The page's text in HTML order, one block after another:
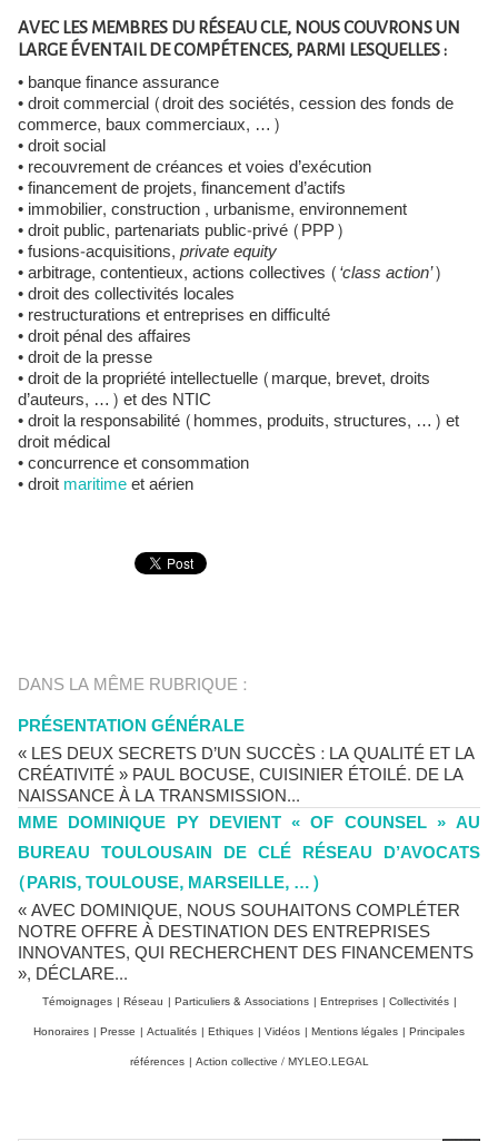
AVEC LES MEMBRES DU RÉSEAU CLE, NOUS COUVRONS UN
LARGE ÉVENTAIL DE COMPÉTENCES, PARMI LESQUELLES :
• banque finance assurance
• droit commercial (droit des sociétés, cession des fonds de
commerce, baux commerciaux, …)
• droit social
• recouvrement de créances et voies d’exécution
• financement de projets, financement d’actifs
• immobilier, construction , urbanisme, environnement
• droit public, partenariats public-privé (PPP)
• fusions-acquisitions,private equity
• arbitrage, contentieux, actions collectives (‘class action’)
• droit des collectivités locales
• restructurations et entreprises en difficulté
• droit pénal des affaires
• droit de la presse
• droit de la propriété intellectuelle (marque, brevet, droits
d’auteurs, …) et des NTIC
• droit la responsabilité (hommes, produits, structures, …) et
droit médical
• concurrence et consommation
• droitmaritimeet aérien
DANS LA MÊME RUBRIQUE :
PRÉSENTATION GÉNÉRALE
« LES DEUX SECRETS D’UN SUCCÈS : LA QUALITÉ ET LA
CRÉATIVITÉ » PAUL BOCUSE, CUISINIER ÉTOILÉ. DE LA
NAISSANCE À LA TRANSMISSION...
MME DOMINIQUE PY DEVIENT « OF COUNSEL » AU
BUREAU TOULOUSAIN DE CLÉ RÉSEAU D’AVOCATS
(PARIS, TOULOUSE, MARSEILLE, …)
« AVEC DOMINIQUE, NOUS SOUHAITONS COMPLÉTER
NOTRE OFFRE À DESTINATION DES ENTREPRISES
INNOVANTES, QUI RECHERCHENT DES FINANCEMENTS
», DÉCLARE...
Témoignages | Réseau | Particuliers & Associations | Entreprises | Collectivités |
Honoraires | Presse | Actualités | Ethiques | Vidéos | Mentions légales | Principales
références | Action collective / MYLEO.LEGAL